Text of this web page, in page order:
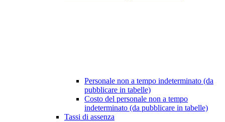
Personale non a tempo indeterminato (da
pubblicare in tabelle)
Costo del personale non a tempo
indeterminato (da pubblicare in tabelle)
Tassi di assenza